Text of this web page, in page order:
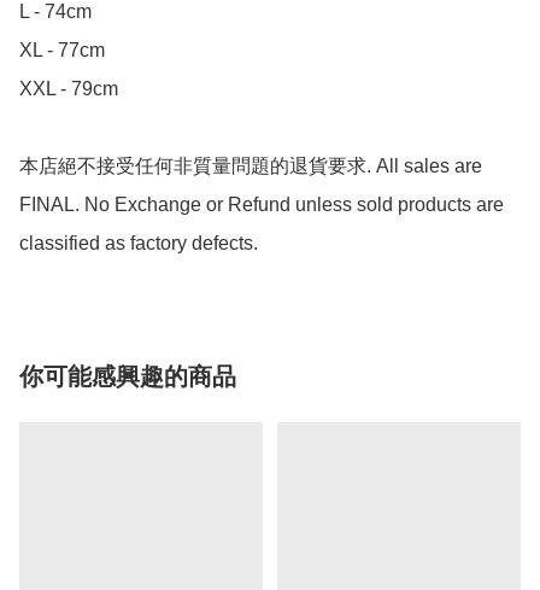
L - 74cm
XL - 77cm
XXL - 79cm
本店絕不接受任何非質量問題的退貨要求. All sales are
FINAL. No Exchange or Refund unless sold products are
classified as factory defects.
你可能感興趣的商品